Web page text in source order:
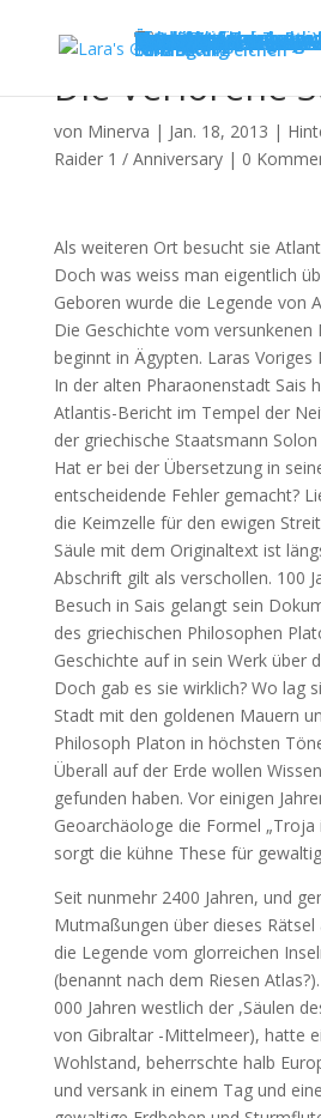
Home
News
Tomb Raider
Übersicht
FAQ
Shadow of the Tomb
Übersicht
News
Galerie
Pfade (Zusatzinhalte)
Let's Play
Versteckte
Rise of the Tomb
Übersicht
News
Komplettlösung
Tipps & Tricks
Expeditionen und
Review
Galerie
Tomb Raider (2013)
Übersicht
News
Steuerung
The Making Of
Hintergründe
Review
Tomb Raider
Übersicht
News
Cheats
Tomb Raider
Übersicht
Tomb Raider Legend
Übersicht
The Angel of
Übersicht
Tomb Raider: Die
Übersicht
The Last Revelation
Übersicht
Tomb Raider III
Übersicht
Tomb Raider II
Übersicht
Tomb Raider (1996)
Übersicht
Level Editor
Lara Croft
Medien
Community
Anmelden
Registrieren
Beitrag einreichen
LG Meeting
Fanart
Die Verlorene
von Minerva | Jan. 18, 2013 |
Raider 1 / Anniversary| 0
Als weiteren Ort besucht sie
Doch was weiss man eigentlich
Geboren wurde die Legende von
Die Geschichte vom versunkenen
beginnt in Ägypten. Laras Voriges
In der alten Pharaonenstadt Sais
Atlantis-Bericht im Tempel der
der griechische Staatsmann
Hat er bei der Übersetzung in
entscheidende Fehler gemacht?
die Keimzelle für den ewigen
Säule mit dem Originaltext ist
Abschrift gilt als verschollen. 100
Besuch in Sais gelangt sein
des griechischen Philosophen
Geschichte auf in sein Werk über
Doch gab es sie wirklich? Wo lag
Stadt mit den goldenen Mauern
Philosoph Platon in höchsten
Überall auf der Erde wollen
gefunden haben. Vor einigen
Geoarchäologe die Formel „Troja
sorgt die kühne These für
Seit nunmehr 2400 Jahren, und
Mutmaßungen über dieses
die Legende vom glorreichen
(benannt nach dem Riesen
000 Jahren westlich der ,Säulen
von Gibraltar -Mittelmeer), hatte
Wohlstand, beherrschte halb
und versank in einem Tag und